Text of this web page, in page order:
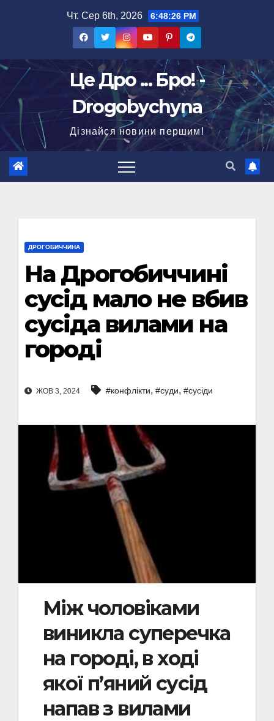
Чт. Сер 6th, 2026 6:48:27 PM
Це Дро ... Бро! -
Drogobychyna
Дізнайся новини першим!
ДРОГОБИЧЧИНА
На Дрогобиччині
сусід мало не вбив
сусіда вилами на
городі
ЖОВ 3, 2024 #конфлікти, #суди, #сусіди
Між чоловіками
виникла суперечка
на городі, в ході
якої п’яний сусід
напав з вилами